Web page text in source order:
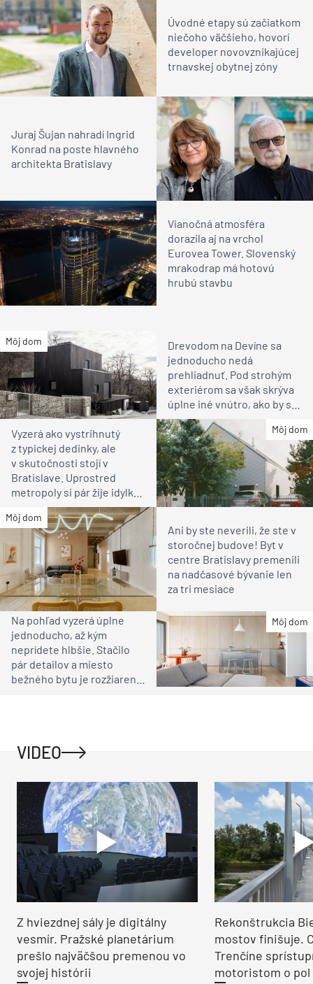
Úvodné etapy sú začiatkom
niečoho väčšieho, hovorí
developer novovznikajúcej
trnavskej obytnej zóny
Juraj Šujan nahradí Ingrid
Konrad na poste hlavného
architekta Bratislavy
Vianočná atmosféra
dorazila aj na vrchol
Eurovea Tower. Slovenský
mrakodrap má hotovú
hrubú stavbu
Môj dom
Drevodom na Devíne sa
jednoducho nedá
prehliadnuť. Pod strohým
exteriérom sa však skrýva
úplne iné vnútro, ako by ste
čakali
Môj dom
Vyzerá ako vystrihnutý
z typickej dedinky, ale
v skutočnosti stojí v
Bratislave. Uprostred
metropoly si pár žije idylku
ako na vidieku
Môj dom
Ani by ste neverili, že ste v
storočnej budove! Byt v
centre Bratislavy premenili
na nadčasové bývanie len
za tri mesiace
Môj dom
Na pohľad vyzerá úplne
jednoducho, až kým
neprídete hlbšie. Stačilo
pár detailov a miesto
bežného bytu je rozžiarené
VIDEO
Z hviezdnej sály je digitálny
vesmír. Pražské planetárium
prešlo najväčšou premenou vo
svojej histórii
Rekonštrukcia
mostov finišuje.
Trenčíne
motoristom o pol